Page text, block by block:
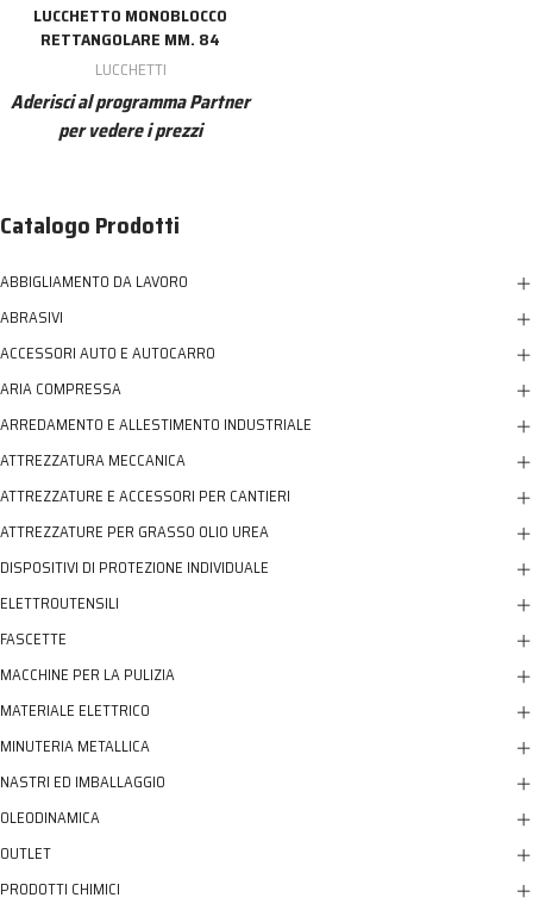
LUCCHETTO MONOBLOCCO
RETTANGOLARE MM. 84
LUCCHETTI
Aderisci al programma Partner
per vedere i prezzi
Catalogo Prodotti
ABBIGLIAMENTO DA LAVORO
ABRASIVI
ACCESSORI AUTO E AUTOCARRO
ARIA COMPRESSA
ARREDAMENTO E ALLESTIMENTO INDUSTRIALE
ATTREZZATURA MECCANICA
ATTREZZATURE E ACCESSORI PER CANTIERI
ATTREZZATURE PER GRASSO OLIO UREA
DISPOSITIVI DI PROTEZIONE INDIVIDUALE
ELETTROUTENSILI
FASCETTE
MACCHINE PER LA PULIZIA
MATERIALE ELETTRICO
MINUTERIA METALLICA
NASTRI ED IMBALLAGGIO
OLEODINAMICA
OUTLET
PRODOTTI CHIMICI